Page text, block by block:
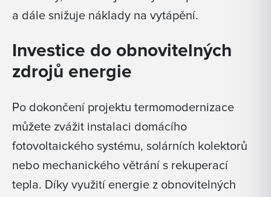
a dále snižuje náklady na vytápění.
Investice do obnovitelných
zdrojů energie
Po dokončení projektu termomodernizace
můžete zvážit instalaci domácího
fotovoltaického systému, solárních kolektorů
nebo mechanického větrání s rekuperací
tepla. Díky využití energie z obnovitelných